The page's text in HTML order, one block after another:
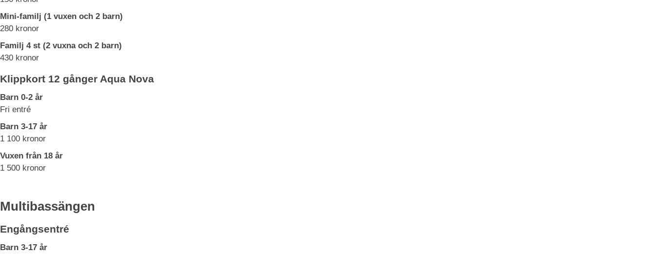
Mini-familj (1 vuxen och 2 barn)
280 kronor
Familj 4 st (2 vuxna och 2 barn)
430 kronor
Klippkort 12 gånger Aqua Nova
Barn 0-2 år
Fri entré
Barn 3-17 år
1 100 kronor
Vuxen från 18 år
1 500 kronor
Multibassängen
Engångsentré
Barn 3-17 år